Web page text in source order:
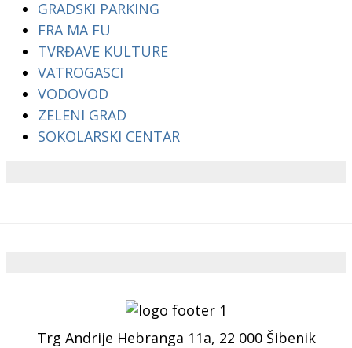
GRADSKI PARKING
FRA MA FU
TVRĐAVE KULTURE
VATROGASCI
VODOVOD
ZELENI GRAD
SOKOLARSKI CENTAR
Trg Andrije Hebranga 11a, 22 000 Šibenik